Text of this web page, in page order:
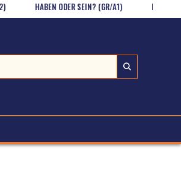
HABEN ODER SEIN? (GR/A1) EINE